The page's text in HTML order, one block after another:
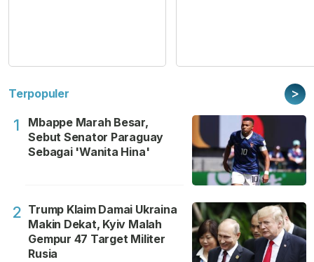
Terpopuler >
1
Mbappe Marah Besar,
Sebut Senator Paraguay
Sebagai 'Wanita Hina'
2 Trump Klaim Damai Ukraina
Makin Dekat, Kyiv Malah
Gempur 47 Target Militer
Rusia